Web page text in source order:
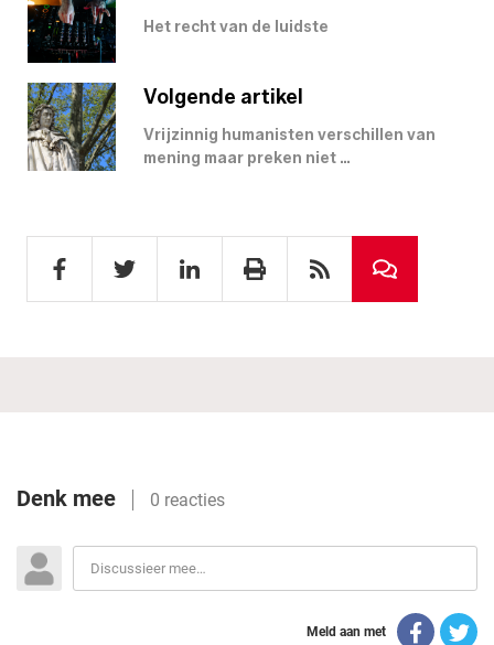
Het recht van de luidste
Volgende artikel
Vrijzinnig humanisten verschillen van
mening maar preken niet …